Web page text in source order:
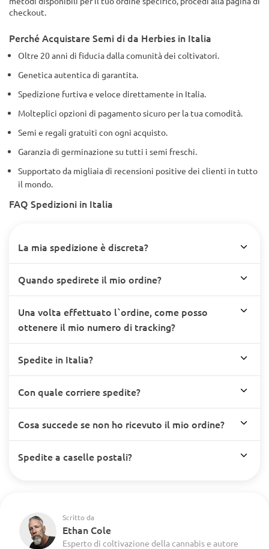
checkout.
Perché Acquistare Semi di da Herbies in Italia
Oltre 20 anni di fiducia dalla comunità dei coltivatori.
Genetica autentica di garantita.
Spedizione furtiva e veloce direttamente in Italia.
Molteplici opzioni di pagamento sicuro per la tua comodità.
Semi e regali gratuiti con ogni acquisto.
Garanzia di germinazione su tutti i semi freschi.
Supportato da migliaia di recensioni positive dei clienti in tutto
il mondo.
FAQ Spedizioni in Italia
La mia spedizione è discreta?
Quando spedirete il mio ordine?
Una volta effettuato l`ordine, come posso
ottenere il mio numero di tracking?
Spedite in Italia?
Con quale corriere spedite?
Cosa succede se non ho ricevuto il mio ordine?
Spedite a caselle postali?
Scritto da
Ethan Cole
Esperto di coltivazione della cannabis e autore